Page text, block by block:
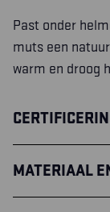
Past onder
muts een
warm en droog
MATERIAAL